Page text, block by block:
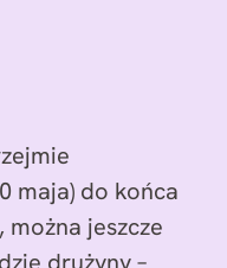
maja) do końca
jeszcze